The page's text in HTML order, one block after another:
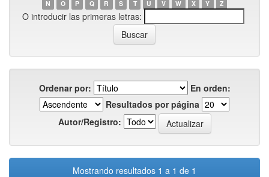
N
O P Q R S T U V W X Y Z
O introducir las primeras letras:
Ordenar por:
En orden:
Resultados por página
Autor/Registro:
Mostrando resultados 1 a 1 de 1